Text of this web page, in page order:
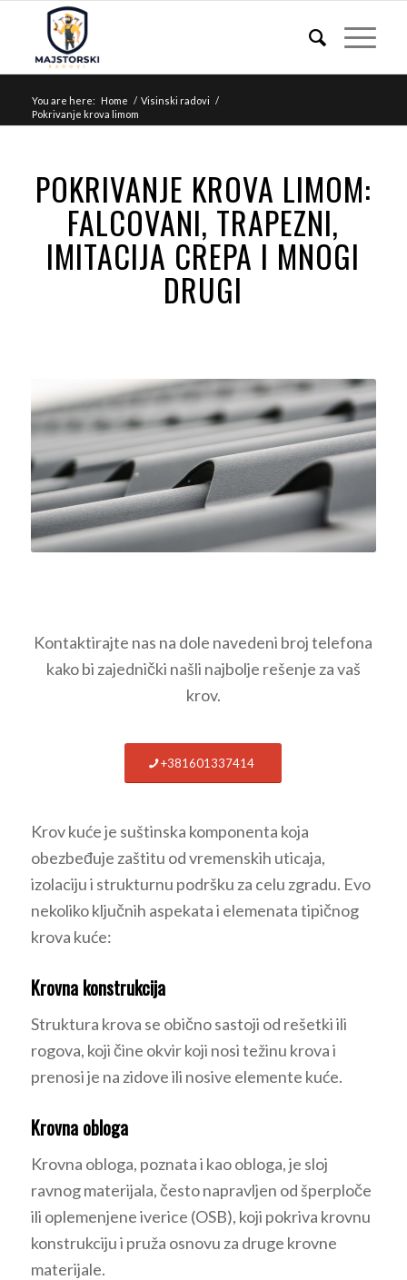
You are here: Home / Visinski radovi /
Pokrivanje krova limom
POKRIVANJE KROVA LIMOM:
FALCOVANI, TRAPEZNI,
IMITACIJA CREPA I MNOGI
DRUGI
Kontaktirajte nas na dole navedeni broj telefona
kako bi zajednički našli najbolje rešenje za vaš
krov.
+381601337414
Krov kuće je suštinska komponenta koja
obezbeđuje zaštitu od vremenskih uticaja,
izolaciju i strukturnu podršku za celu zgradu. Evo
nekoliko ključnih aspekata i elemenata tipičnog
krova kuće:
Krovna konstrukcija
Struktura krova se obično sastoji od rešetki ili
rogova, koji čine okvir koji nosi težinu krova i
prenosi je na zidove ili nosive elemente kuće.
Krovna obloga
Krovna obloga, poznata i kao obloga, je sloj
ravnog materijala, često napravljen od šperploče
ili oplemenjene iverice (OSB), koji pokriva krovnu
konstrukciju i pruža osnovu za druge krovne
materijale.